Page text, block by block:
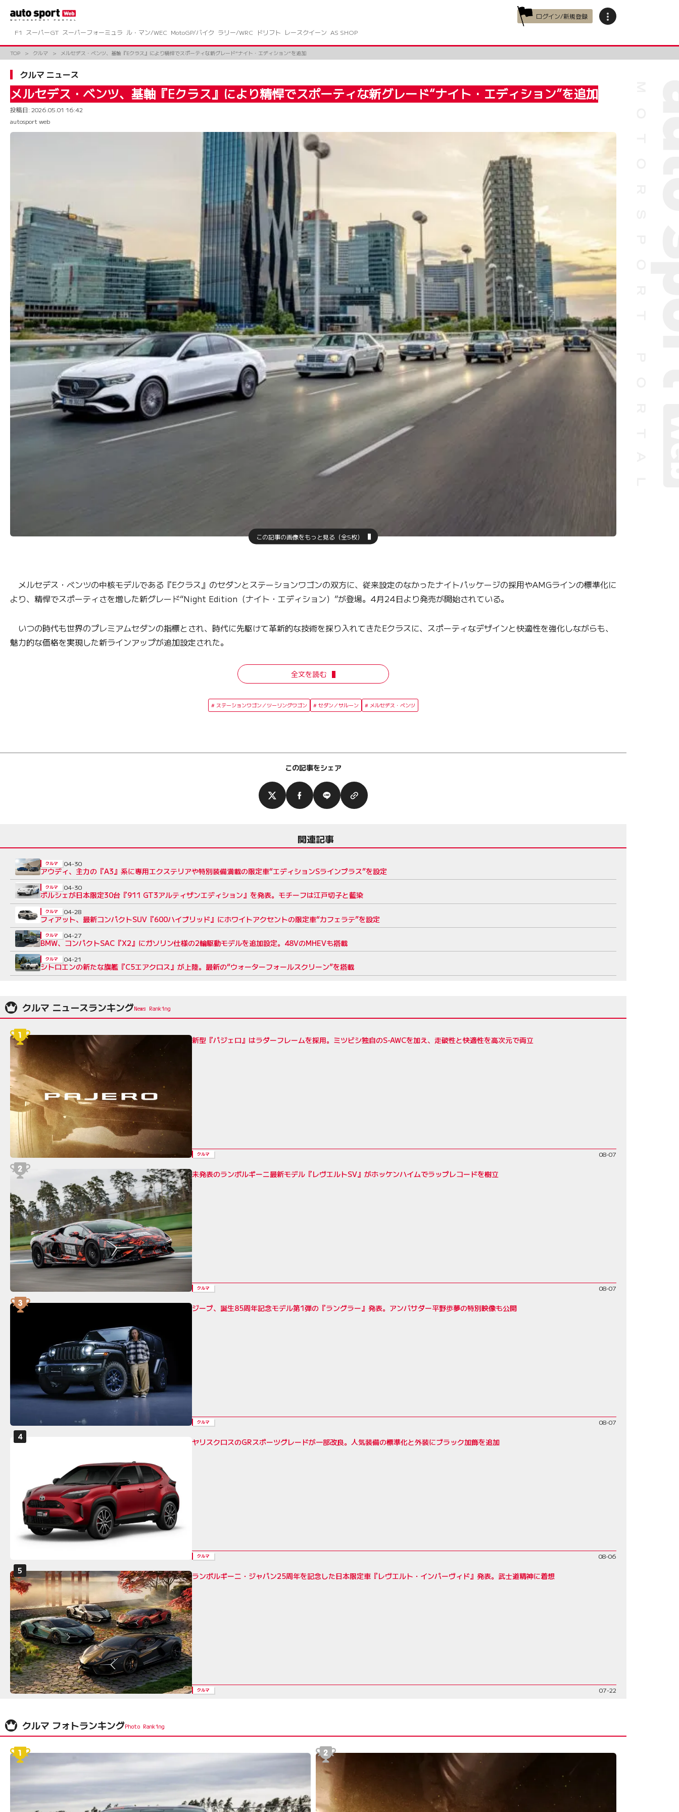
ツ
ス
ログイン/新規登録
F1
スーパーGT スーパーフォーミュラ ル・マン/WEC MotoGP/バイク ラリー/WRC ドリフト レースクイーン AS SHOP
TOP クルマ メルセデス・ベンツ、基軸『Eクラス』により精悍でスポーティな新グレード“ナイト・エディション”を追加
クルマ ニュース
メルセデス・ベンツ、基軸『Eクラス』により精悍でスポーティな新グレード“ナイト・エディション”を追加
投稿日: 2026.05.01 16:42
autosport web
この記事の画像をもっと見る（全5枚）
メルセデス・ベンツの中核モデルである『Eクラス』のセダンとステーションワゴンの双方に、従来設定のなかったナイトパッケージの採用やAMGラインの標準化に
より、精悍でスポーティさを増した新グレード“Night Edition（ナイト・エディション）”が登場。4月24日より発売が開始されている。
いつの時代も世界のプレミアムセダンの指標とされ、時代に先駆けて革新的な技術を採り入れてきたEクラスに、スポーティなデザインと快適性を強化しながらも、
魅力的な価格を実現した新ラインアップが追加設定された。
全文を読む
ステーションワゴン／ツーリングワゴン セダン／サルーン メルセデス・ベンツ
この記事をシェア
関連記事
アウディ、主力の『A3』系に専用エクステリアや特別装備満載の限定車“エディションSラインプラス”を設定
クルマ 04-30
ポルシェが日本限定30台『911 GT3アルティザンエディション』を発表。モチーフは江戸切子と藍染
クルマ 04-30
フィアット、最新コンパクトSUV『600ハイブリッド』にホワイトアクセントの限定車“カフェラテ”を設定
クルマ 04-28
BMW、コンパクトSAC『X2』にガソリン仕様の2輪駆動モデルを追加設定。48VのMHEVも搭載
クルマ 04-27
シトロエンの新たな旗艦『C5エアクロス』が上陸。最新の“ウォーターフォールスクリーン”を搭載
クルマ 04-21
クルマ ニュースランキング
新型『パジェロ』はラダーフレームを採用。ミツビシ独自のS-AWCを加え、走破性と快適性を高次元で両立
クルマ 08-07
未発表のランボルギーニ最新モデル『レヴエルトSV』がホッケンハイムでラップレコードを樹立
クルマ 08-07
ジープ、誕生85周年記念モデル第1弾の『ラングラー』発表。アンバサダー平野歩夢の特別映像も公開
クルマ 08-07
ヤリスクロスのGRスポーツグレードが一部改良。人気装備の標準化と外装にブラック加飾を追加
クルマ 08-06
ランボルギーニ・ジャパン25周年を記念した日本限定車『レヴエルト・インパーヴィド』発表。武士道精神に着想
クルマ 07-22
クルマ フォトランキング